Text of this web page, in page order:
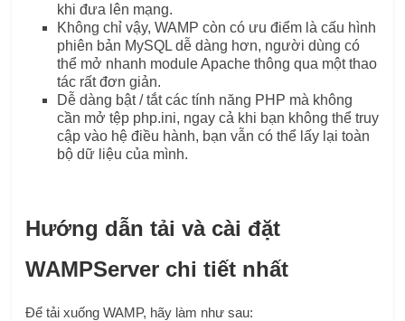
khi đưa lên mạng.
Không chỉ vậy, WAMP còn có ưu điểm là cấu hình
phiên bản MySQL dễ dàng hơn, người dùng có
thể mở nhanh module Apache thông qua một thao
tác rất đơn giản.
Dễ dàng bật / tắt các tính năng PHP mà không
cần mở tệp php.ini, ngay cả khi bạn không thể truy
cập vào hệ điều hành, bạn vẫn có thể lấy lại toàn
bộ dữ liệu của mình.
Hướng dẫn tải và cài đặt
WAMPServer chi tiết nhất
Để tải xuống WAMP, hãy làm như sau: